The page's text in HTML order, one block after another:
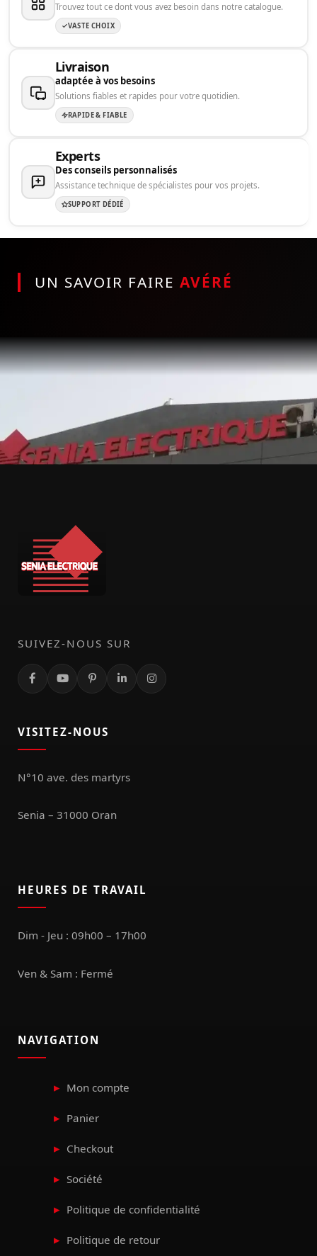
Trouvez tout ce dont vous avez besoin dans notre catalogue.
VASTE CHOIX
Livraison
adaptée à vos besoins
Solutions fiables et rapides pour votre quotidien.
RAPIDE & FIABLE
Experts
Des conseils personnalisés
Assistance technique de spécialistes pour vos projets.
SUPPORT DÉDIÉ
UN SAVOIR FAIRE AVÉRÉ
SUIVEZ-NOUS SUR
VISITEZ-NOUS
N°10 ave. des martyrs
Senia – 31000 Oran
HEURES DE TRAVAIL
Dim - Jeu : 09h00 – 17h00
Ven & Sam : Fermé
NAVIGATION
Mon compte
Panier
Checkout
Société
Politique de confidentialité
Politique de retour